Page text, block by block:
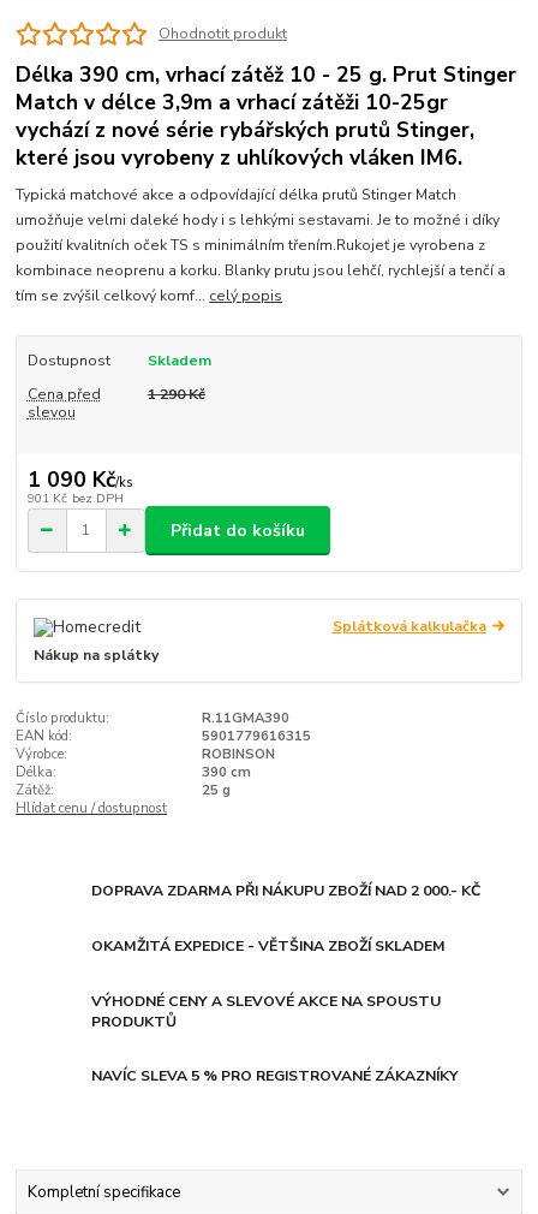
Ohodnotit produkt
Délka 390 cm, vrhací zátěž 10 - 25 g. Prut Stinger
Match v délce 3,9m a vrhací zátěži 10-25gr
vychází z nové série rybářských prutů Stinger,
které jsou vyrobeny z uhlíkových vláken IM6.
Typická matchové akce a odpovídající délka prutů Stinger Match
umožňuje velmi daleké hody i s lehkými sestavami. Je to možné i díky
použití kvalitních oček TS s minimálním třením.Rukojeť je vyrobena z
kombinace neoprenu a korku. Blanky prutu jsou lehčí, rychlejší a tenčí a
tím se zvýšil celkový komf... celý popis
Dostupnost
Skladem
Cena před
slevou
1 290 Kč
1 090 Kč/ks
901 Kč bez DPH
Přidat do košíku
Splátková kalkulačka
Nákup na splátky
Číslo produktu:
R.11GMA390
EAN kód:
5901779616315
Výrobce:
ROBINSON
Délka:
390 cm
Zátěž:
25 g
Hlídat cenu / dostupnost
DOPRAVA ZDARMA PŘI NÁKUPU ZBOŽÍ NAD 2 000.- KČ
OKAMŽITÁ EXPEDICE - VĚTŠINA ZBOŽÍ SKLADEM
VÝHODNÉ CENY A SLEVOVÉ AKCE NA SPOUSTU
PRODUKTŮ
NAVÍC SLEVA 5 % PRO REGISTROVANÉ ZÁKAZNÍKY
Kompletní specifikace